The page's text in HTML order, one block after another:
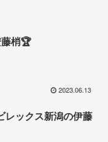
梢🏆
2023.06.13
レックス新潟の伊藤